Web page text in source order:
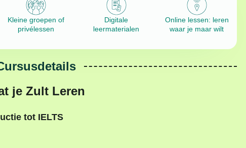
Kleine groepen of
privélessen
Digitale
leermaterialen
Online lessen: leren
waar je maar wilt
je Zult Leren
tot IELTS